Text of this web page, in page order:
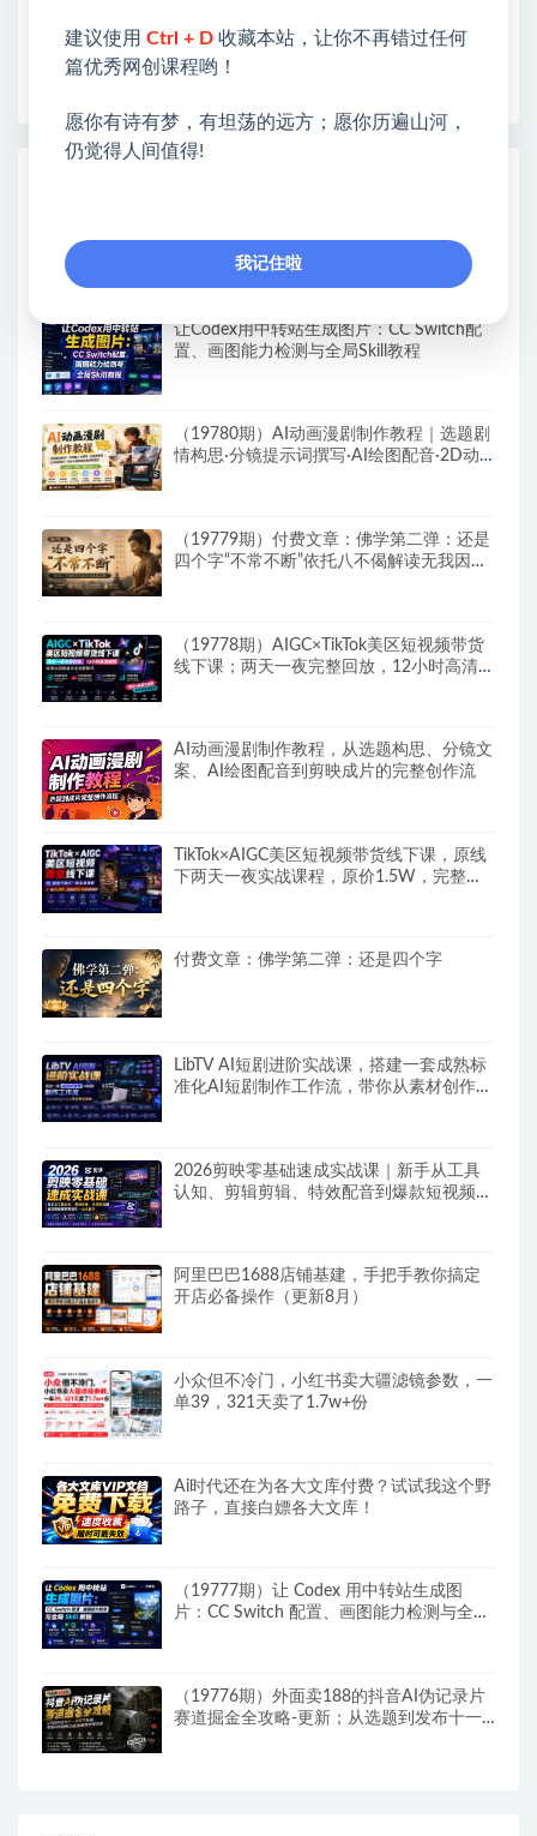
❤如果您也依存于互联网，欢迎加入本站会员，将尽
早为您提供丰盛价值。祝您前程似锦！
童装变现，零基础也能落地实操
让Codex用中转站生成图片：CC Switch配
置、画图能力检测与全局Skill教程
（19780期）AI动画漫剧制作教程｜选题剧
情构思·分镜提示词撰写·AI绘图配音·2D动
（19779期）付费文章：佛学第二弹：还是
四个字“不常不断”依托八不偈解读无我因果
（19778期）AIGC×TikTok美区短视频带货
线下课；两天一夜完整回放，12小时高清视
AI动画漫剧制作教程，从选题构思、分镜文
案、AI绘图配音到剪映成片的完整创作流
TikTok×AIGC美区短视频带货线下课，原线
下两天一夜实战课程，原价1.5W，完整收
付费文章：佛学第二弹：还是四个字
LibTV AI短剧进阶实战课，搭建一套成熟标
准化AI短剧制作工作流，带你从素材创作走
2026剪映零基础速成实战课｜新手从工具
认知、剪辑剪辑、特效配音到爆款短视频完
阿里巴巴1688店铺基建，手把手教你搞定
开店必备操作（更新8月）
小众但不冷门，小红书卖大疆滤镜参数，一
单39，321天卖了1.7w+份
Ai时代还在为各大文库付费？试试我这个野
路子，直接白嫖各大文库！
（19777期）让 Codex 用中转站生成图
片：CC Switch 配置、画图能力检测与全局
（19776期）外面卖188的抖音AI伪记录片
赛道掘金全攻略-更新；从选题到发布十一
建议使用 Ctrl + D 收藏本站，让你不再错过任何
篇优秀网创课程哟！
愿你有诗有梦，有坦荡的远方；愿你历遍山河，
仍觉得人间值得!
我记住啦